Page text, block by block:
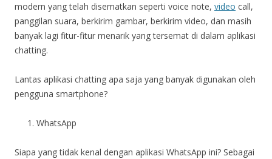
modern yang telah disematkan seperti voice note, video call,
panggilan suara, berkirim gambar, berkirim video, dan masih
banyak lagi fitur-fitur menarik yang tersemat di dalam aplikasi
chatting.
Lantas aplikasi chatting apa saja yang banyak digunakan oleh
pengguna smartphone?
WhatsApp
Siapa yang tidak kenal dengan aplikasi WhatsApp ini? Sebagai